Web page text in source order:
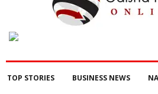
TOP STORIES BUSINESS NEWS